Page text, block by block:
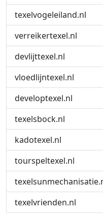
texelvogeleiland.nl
verreikertexel.nl
devlijttexel.nl
vloedlijntexel.nl
developtexel.nl
texelsbock.nl
kadotexel.nl
tourspeltexel.nl
texelvrienden.nl